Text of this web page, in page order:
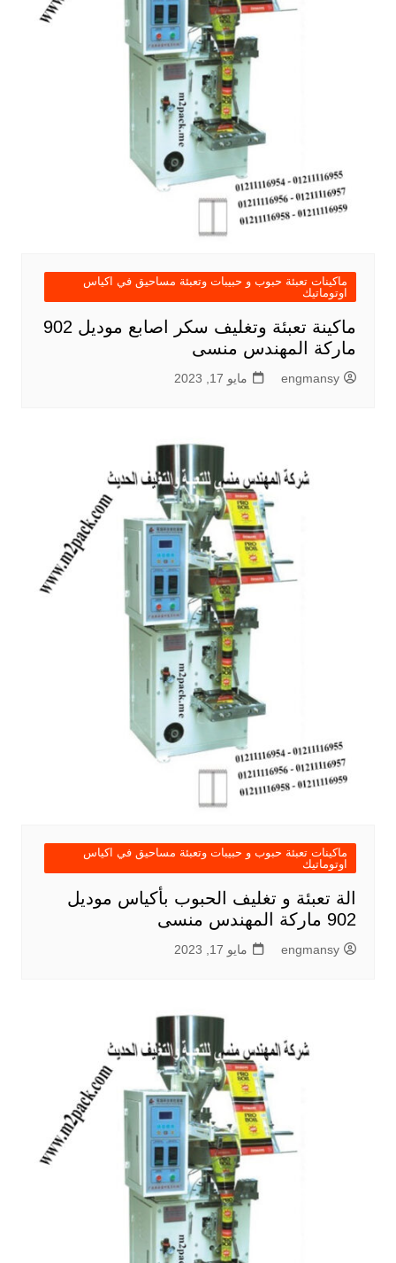
ماكينات تعبئة حبوب و حبيبات وتعبئة مساحيق في اكياس
اوتوماتيك
ماكينة تعبئة وتغليف سكر اصابع موديل 902
ماركة المهندس منسى
engmansy مايو 17, 2023
ماكينات تعبئة حبوب و حبيبات وتعبئة مساحيق في اكياس
اوتوماتيك
الة تعبئة و تغليف الحبوب بأكياس موديل
902 ماركة المهندس منسى
engmansy مايو 17, 2023